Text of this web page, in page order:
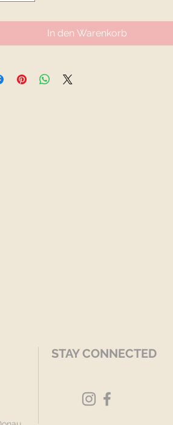
In den Warenkorb
STAY CONNECTED